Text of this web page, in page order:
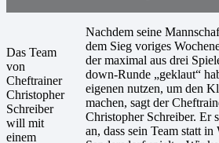
Das Team
von
Cheftrainer
Christopher
Schreiber
will mit
einem
Nachdem seine
dem Sieg voriges
der maximal aus drei
down-Runde „geklaut“
eigenen nutzen, um den
machen, sagt der
Christopher Schreiber. Er
an, dass sein Team statt